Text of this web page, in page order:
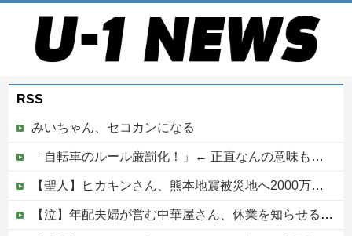
RSS
みいちゃん、セコカンになる
「自転車のルール厳罰化！」← 正直なんの意味もなかった件ｗｗｗｗｗｗｗｗ
【聖人】ヒカキンさん、熊本地震被災地へ2000万円の寄付！
【泣】年配夫婦が営む中華屋さん、休業を知らせる貼り紙に応援コメントが続々と